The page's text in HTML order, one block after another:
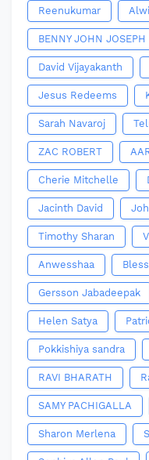
Reenukumar
BENNY JOHN JOSEPH
David Vijayakanth
Jesus Redeems
Sarah Navaroj
ZAC ROBERT
Cherie Mitchelle
Jacinth David
Timothy Sharan
Anwesshaa
Gersson Jabadeepak
Helen Satya
Pokkishiya sandra
RAVI BHARATH
SAMY PACHIGALLA
Sharon Merlena